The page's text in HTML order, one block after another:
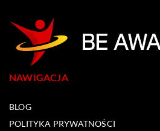
NAWIGACJA
BLOG
POLITYKA PRYWATNOŚCI